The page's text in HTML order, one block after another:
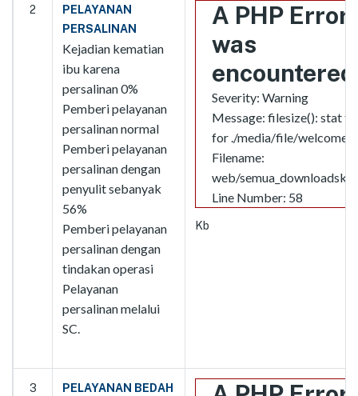
2
PELAYANAN
PERSALINAN
Kejadian kematian
ibu karena
persalinan 0%
Pemberi pelayanan
persalinan normal
Pemberi pelayanan
persalinan dengan
penyulit sebanyak
56%
Pemberi pelayanan
persalinan dengan
tindakan operasi
Pelayanan
persalinan melalui
SC.
A PHP Error
was
encountered
Severity: Warning
Message: filesize(): stat
for ./media/file/
Filename:
web/
Line Number: 58
Kb
3
PELAYANAN BEDAH